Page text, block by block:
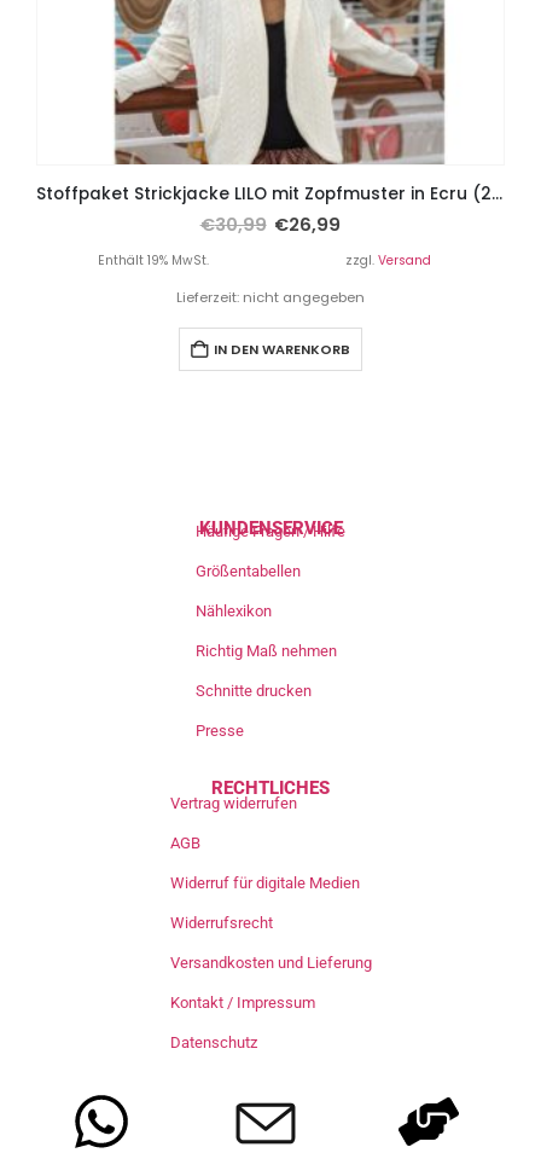
Stoffpaket Strickjacke LILO mit Zopfmuster in Ecru (2,20 Meter) und Papierschnittmuster Gr. 158 – Damengr. 46
€30,99 €26,99
Enthält 19% MwSt. zzgl. Versand
Lieferzeit: nicht angegeben
IN DEN WARENKORB
KUNDENSERVICE
Häufige Fragen / Hilfe
Größentabellen
Nählexikon
Richtig Maß nehmen
Schnitte drucken
Presse
RECHTLICHES
Vertrag widerrufen
AGB
Widerruf für digitale Medien
Widerrufsrecht
Versandkosten und Lieferung
Kontakt / Impressum
Datenschutz